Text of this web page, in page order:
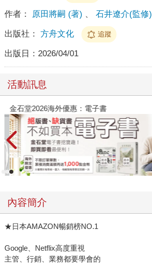
作者： 原田將嗣 (著) 、 石井遼介(監修)
出版社： 方舟文化 追蹤
出版日： 2026/04/01
活動訊息
金石堂2026海外優惠：電子書
內容簡介
★日本AMAZON暢銷榜NO.1
Google、Netflix高度重視
主管、行銷、業務都要學會的